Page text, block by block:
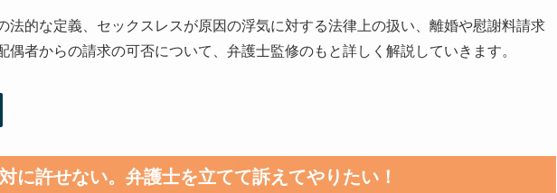
法的な定義、セックスレスが原因の浮気に対する法律上の扱い、離婚や慰謝料請求
偶者からの請求の可否について、弁護士監修のもと詳しく解説していきます。
に許せない。弁護士を立てて訴えてやりたい！